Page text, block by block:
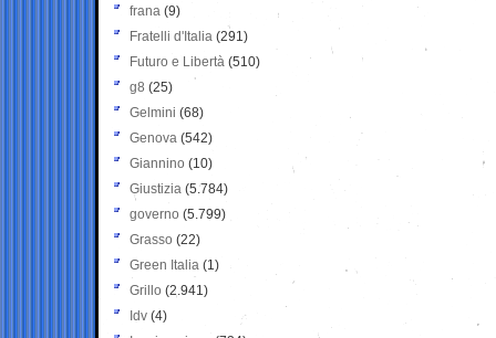
frana (9)
Fratelli d'Italia (291)
Futuro e Libertà (510)
g8 (25)
Gelmini (68)
Genova (542)
Giannino (10)
Giustizia (5.784)
governo (5.799)
Grasso (22)
Green Italia (1)
Grillo (2.941)
Idv (4)